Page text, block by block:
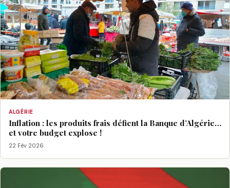
ALGÉRIE
Inflation : les produits frais défient la Banque d’Algérie…
et votre budget explose !
22 Fév 2026